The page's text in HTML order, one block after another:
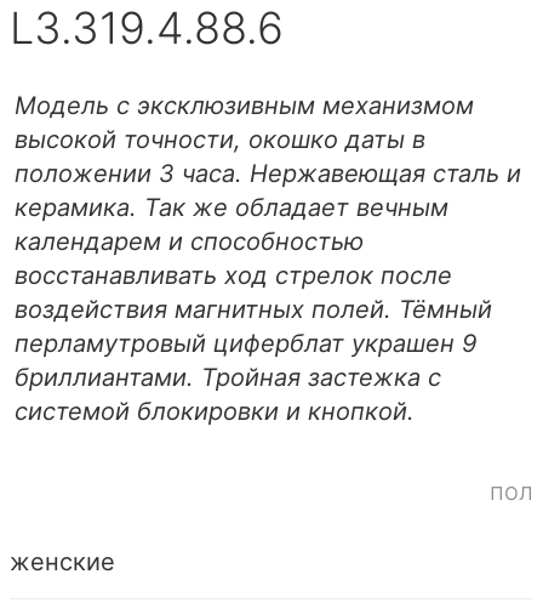
L3.319.4.88.6
Модель с эксклюзивным механизмом
высокой точности, окошко даты в
положении 3 часа. Нержавеющая сталь и
керамика. Так же обладает вечным
календарем и способностью
восстанавливать ход стрелок после
воздействия магнитных полей. Тёмный
перламутровый циферблат украшен 9
бриллиантами. Тройная застежка с
системой блокировки и кнопкой.
пол
женские